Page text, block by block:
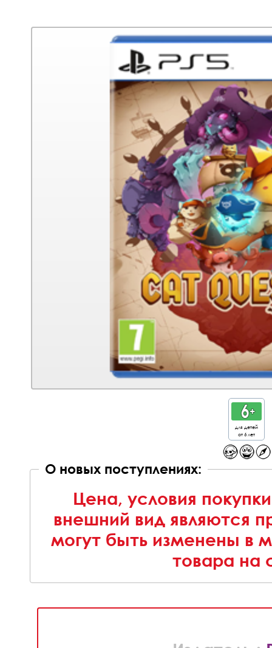
для детей
от 6 лет
О новых поступлениях:
Цена, условия
внешний вид являются
могут быть изменены в
товара на